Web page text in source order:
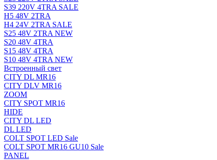
S39 220V 4TRA SALE
H5 48V 2TRA
H4 24V 2TRA SALE
S25 48V 2TRA NEW
S20 48V 4TRA
S15 48V 4TRA
S10 48V 4TRA NEW
Встроенный свет
CITY DL MR16
CITY DLV MR16
ZOOM
CITY SPOT MR16
HIDE
CITY DL LED
DL LED
COLT SPOT LED Sale
COLT SPOT MR16 GU10 Sale
PANEL